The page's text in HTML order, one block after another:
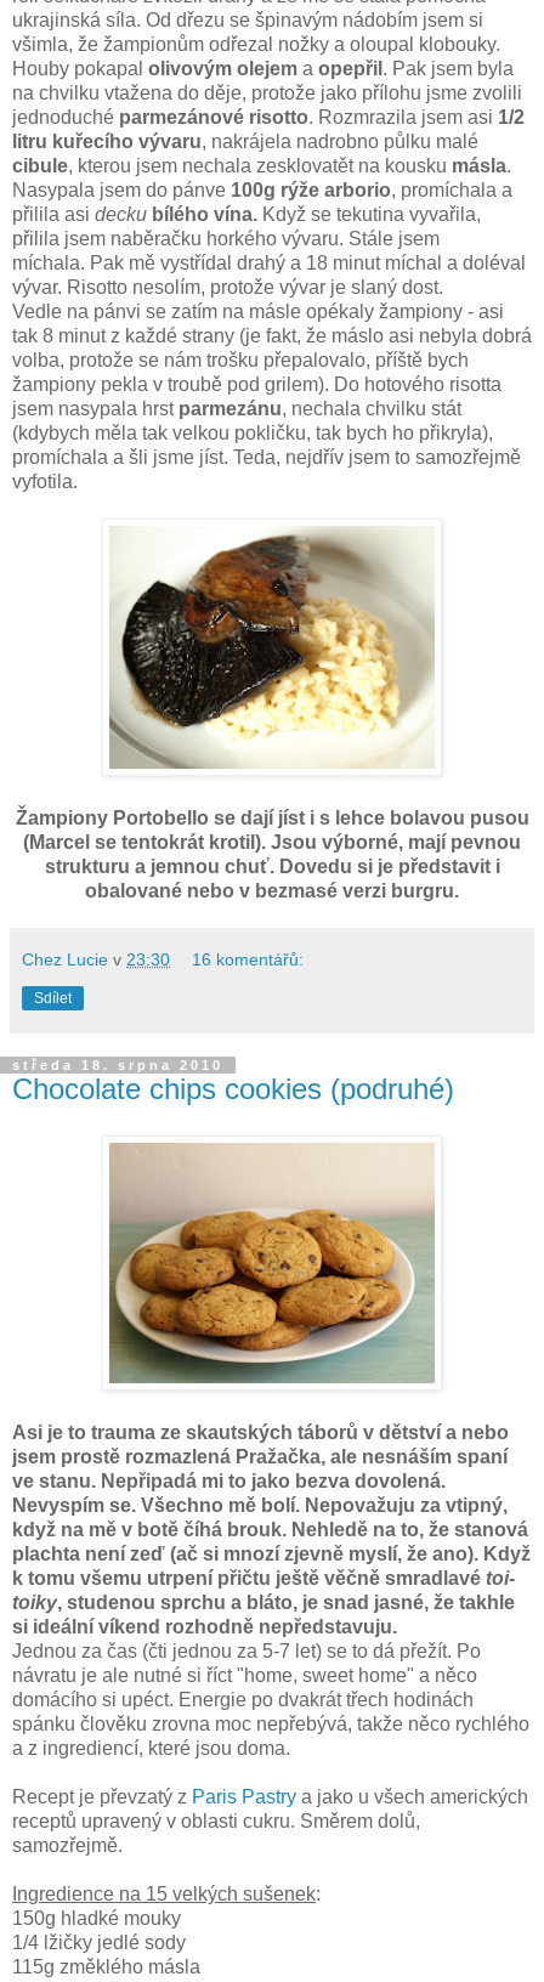
ukrajinská síla. Od dřezu se špinavým nádobím jsem si
všimla, že žampionům odřezal nožky a oloupal klobouky.
Houby pokapal olivovým olejem a opepřil . Pak jsem byla
na chvilku vtažena do děje, protože jako přílohu jsme zvolili
jednoduché parmezánové risotto. Rozmrazila jsem asi 1/2
litru kuřecího vývaru, nakrájela nadrobno půlku malé
cibule, kterou jsem nechala zesklovatět na kousku másla.
Nasypala jsem do pánve 100g rýže arborio, promíchala a
přilila asi decku bílého vína. Když se tekutina vyvařila,
přilila jsem naběračku horkého vývaru. Stále jsem
míchala. Pak mě vystřídal drahý a 18 minut míchal a doléval
vývar. Risotto nesolím, protože vývar je slaný dost.
Vedle na pánvi se zatím na másle opékaly žampiony - asi
tak 8 minut z každé strany (je fakt, že máslo asi nebyla dobrá
volba, protože se nám trošku přepalovalo, příště bych
žampiony pekla v troubě pod grilem). Do hotového risotta
jsem nasypala hrst parmezánu, nechala chvilku stát
(kdybych měla tak velkou pokličku, tak bych ho přikryla),
promíchala a šli jsme jíst. Teda, nejdřív jsem to samozřejmě
vyfotila.
Žampiony Portobello se dají jíst i s lehce bolavou pusou
(Marcel se tentokrát krotil). Jsou výborné, mají pevnou
strukturu a jemnou chuť. Dovedu si je představit i
obalované nebo v bezmasé verzi burgru.
Chez Lucie v 23:30 16 komentářů:
Sdílet
středa 18. srpna 2010
Chocolate chips cookies (podruhé)
Asi je to trauma ze skautských táborů v dětství a nebo
jsem prostě rozmazlená Pražačka, ale nesnáším spaní
ve stanu. Nepřipadá mi to jako bezva dovolená.
Nevyspím se. Všechno mě bolí. Nepovažuju za vtipný,
když na mě v botě číhá brouk. Nehledě na to, že stanová
plachta není zeď (ač si mnozí zjevně myslí, že ano). Když
k tomu všemu utrpení přičtu ještě věčně smradlavé toi-
toiky, studenou sprchu a bláto, je snad jasné, že takhle
si ideální víkend rozhodně nepředstavuju.
Jednou za čas (čti jednou za 5-7 let) se to dá přežít. Po
návratu je ale nutné si říct "home, sweet home" a něco
domácího si upéct. Energie po dvakrát třech hodinách
spánku člověku zrovna moc nepřebývá, takže něco rychlého
a z ingrediencí, které jsou doma.
Recept je převzatý z Paris Pastry a jako u všech amerických
receptů upravený v oblasti cukru. Směrem dolů,
samozřejmě.
Ingredience na 15 velkých sušenek:
150g hladké mouky
1/4 lžičky jedlé sody
115g změklého másla